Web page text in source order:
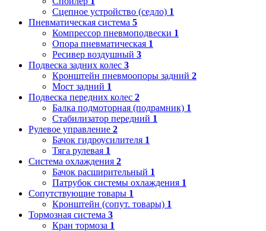
Сцепное устройство (седло) 1
Пневматическая система 5
Компрессор пневмоподвески 1
Опора пневматическая 1
Ресивер воздушный 3
Подвеска задних колес 3
Кронштейн пневмоопоры задний 2
Мост задний 1
Подвеска передних колес 2
Балка подмоторная (подрамник) 1
Стабилизатор передний 1
Рулевое управление 2
Бачок гидроусилителя 1
Тяга рулевая 1
Система охлаждения 2
Бачок расширительный 1
Патрубок системы охлаждения 1
Сопутствующие товары 1
Кронштейн (сопут. товары) 1
Тормозная система 3
Кран тормоза 1